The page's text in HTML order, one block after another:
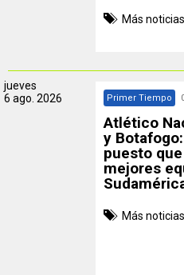
Más
jueves
6 ago. 2026
Primer Tiempo
Atlético
y
puesto
mejores
Más